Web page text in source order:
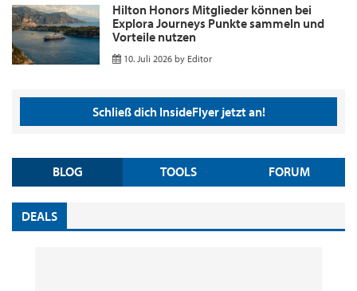
Hilton Honors Mitglieder können bei
Explora Journeys Punkte sammeln und
Vorteile nutzen
10. Juli 2026 by Editor
Schließ dich InsideFlyer jetzt an!
BLOG TOOLS FORUM
DEALS